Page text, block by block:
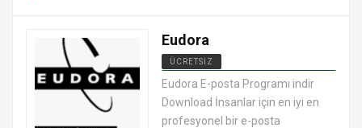
Eudora
ÜCRETSIZ
MESAJLAŞMA SOHBET
PROGRAMLARI
Eudora E-posta Programı indir
Download İnsanlar için en iyi en
profesyonel bir e-posta